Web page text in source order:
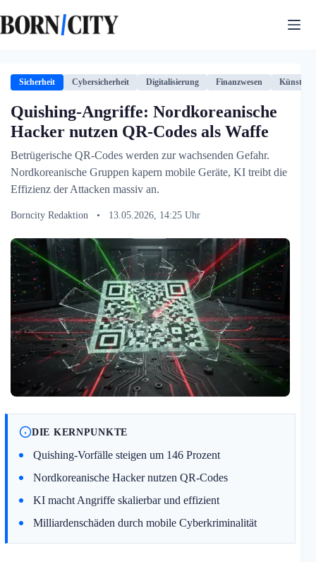
Inhalt
springen
Sicherheit Cybersicherheit Digitalisierung Finanzwesen
Quishing-Angriffe: Nordkoreanische
Hacker nutzen QR-Codes als Waffe
Betrügerische QR-Codes werden zur wachsenden Gefahr.
Nordkoreanische Gruppen kapern mobile Geräte, KI treibt die
Effizienz der Attacken massiv an.
Borncity Redaktion • 13.05.2026, 14:25 Uhr
DIE KERNPUNKTE
Quishing-Vorfälle steigen um 146 Prozent
Nordkoreanische Hacker nutzen QR-Codes
KI macht Angriffe skalierbar und effizient
Milliardenschäden durch mobile Cyberkriminalität